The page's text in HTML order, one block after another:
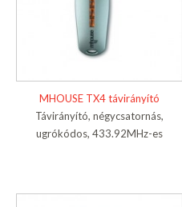
MHOUSE TX4 távirányító
Távirányító, négycsatornás,
ugrókódos, 433.92MHz-es